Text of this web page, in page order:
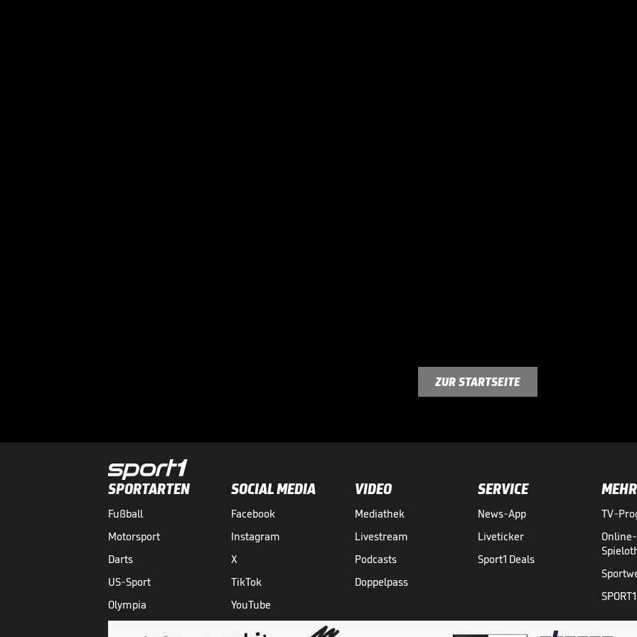
ZUR STARTSEITE
SPORTARTEN
Fußball
Motorsport
Darts
US-Sport
Olympia
SOCIAL MEDIA
Facebook
Instagram
X
TikTok
YouTube
VIDEO
Mediathek
Livestream
Podcasts
Doppelpass
SERVICE
News-App
Liveticker
Sport1 Deals
MEHR
TV-